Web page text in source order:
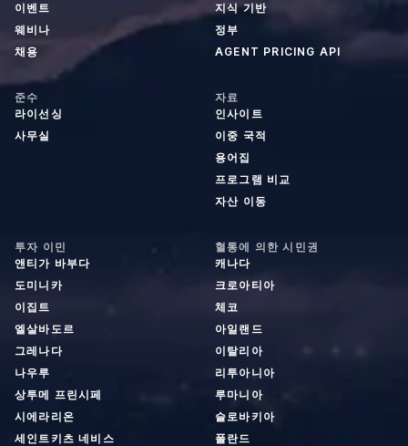
이벤트
웨비나
채용
지식 기반
정부
AGENT PRICING API
준수
라이선싱
사무실
자료
인사이트
이중 국적
용어집
프로그램 비교
자산 이동
투자 이민
앤티가 바부다
도미니카
이집트
엘살바도르
그레나다
나우루
상투메 프린시페
시에라리온
세인트키츠 네비스
혈통에 의한 시민권
캐나다
크로아티아
체코
아일랜드
이탈리아
리투아니아
루마니아
슬로바키아
폴란드